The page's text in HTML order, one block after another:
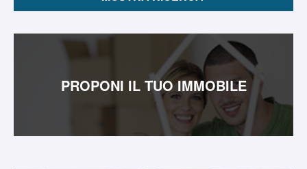
PROPONI IL TUO IMMOBILE